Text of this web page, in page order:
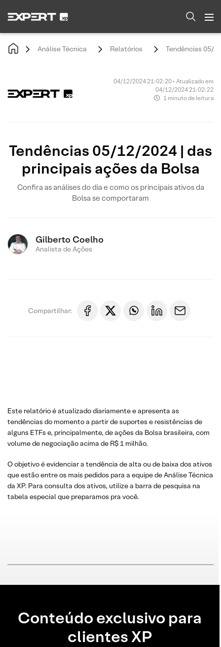
Análise Técnica Relatórios Tendências 05/
04/12/2024 21:02:20 • Atualizado em
04/12/2024 21:02:22
1 minuto de leitura
Tendências 05/12/2024 | das
principais ações da Bolsa
Confira as análises do dia e como os principais ativos da
Bolsa se comportaram
Gilberto Coelho
Analista de Ações
Compartilhar:
Este relatório é atualizado diariamente e apresenta as
tendências do momento a partir de suportes e resistências de
alguns ETFs e, principalmente, de ações da Bolsa brasileira, com
volume de negociação acima de R$ 1 milhão.
O objetivo é evidenciar a tendência de alta ou de baixa dos ativos
que estão entre os mais pedidos para a equipe de Análise Técnica
da XP. Para consulta dos ativos, utilize a barra de pesquisa na
tabela especial que preparamos pra você.
Conteúdo exclusivo para
clientes XP